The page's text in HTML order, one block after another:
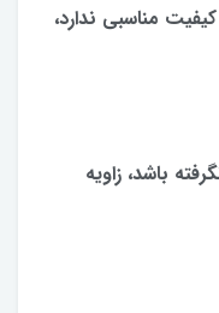
مناسبی ندارد،
باشد، زاویه